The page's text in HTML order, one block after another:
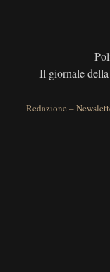
Il giornale della
Redazione –